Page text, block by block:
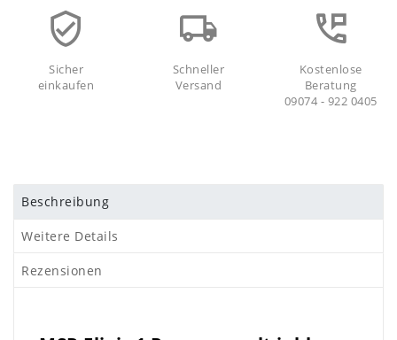
Sicher
einkaufen
Schneller
Versand
Kostenlose
Beratung
09074 - 922 0405
Beschreibung
Weitere Details
Rezensionen